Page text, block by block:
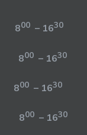
800 – 16
800 – 16
800 – 1630
800 – 1630